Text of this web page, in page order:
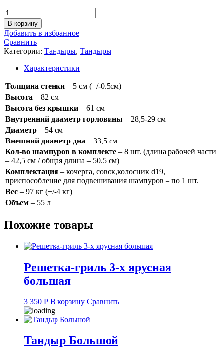
Количество
товара
Тандыр
Есаул
с
откидной
крышкой
В корзину
Добавить в избранное
Сравнить
Категории: Тандыры, Тандыры
Характеристики
Толщина стенки – 5 см (+/-0.5см)
Высота – 82 см
Высота без крышки – 61 см
Внутренний диаметр горловины – 28,5-29 см
Диаметр – 54 см
Внешний диаметр дна – 33,5 см
Кол-во шампуров в комплекте – 8 шт. (длина рабочей части
– 42,5 см / общая длина – 50.5 см)
Комплектация – кочерга, совок,колосник d19,
приспособление для подвешивания шампуров – по 1 шт.
Вес – 97 кг (+/-4 кг)
Объем – 55 л
Похожие товары
Решетка-гриль 3-х ярусная
большая
3 350 Р В корзину Сравнить
Тандыр Большой